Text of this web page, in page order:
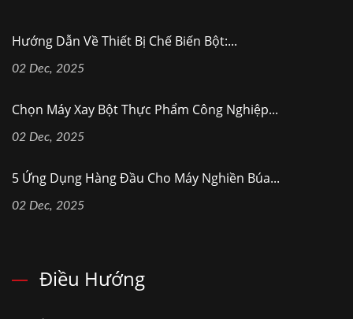
Hướng Dẫn Về Thiết Bị Chế Biến Bột:...
02 Dec, 2025
Chọn Máy Xay Bột Thực Phẩm Công Nghiệp...
02 Dec, 2025
5 Ứng Dụng Hàng Đầu Cho Máy Nghiền Búa...
02 Dec, 2025
Điều Hướng